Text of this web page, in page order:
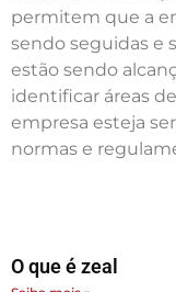
permitem que a
sendo seguidas e
estão sendo
identificar áreas
empresa esteja
normas e
O que é zeal